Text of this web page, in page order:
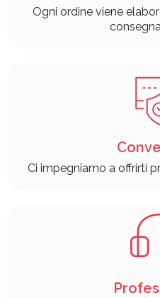
Ogni ordine viene
Ci impegniamo a offrirti